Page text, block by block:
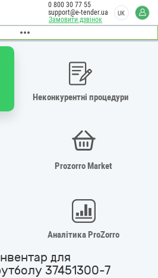
Замовити дзвінок
0 800 30 77 55
support@e-tender.ua
UK
Неконкурентні процедури
Prozorro Market
Аналітика ProZorro
для
37451300-7